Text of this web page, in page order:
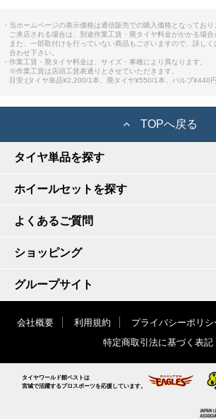
・当ホームページの表示価格は通信販売での購入価格となっており
ご来店される場合は、別途作業工賃・廃タイヤ料金がかかる場合
また、一部取付けを行っていない商品もございますので、詳し
合わせ下さい。
・作業工賃・廃タイヤ料金は、サイズ・車種により異なります。
※作業工賃は店頭工賃表通りとさせていただきます。
目安:(タイヤ単品¥2,200/1本、廃タイヤ¥550/1本、バルブ¥440
TOPへ戻る
タイヤ単品を探す
ホイールセットを探す
よくあるご質問
ショッピング
グループサイト
会社概要 利用規約 プライバシーポリシ
特定商取引法に基づく表記
タイヤワールド館ベストは
宮城で活躍するプロスポーツを応援しています。